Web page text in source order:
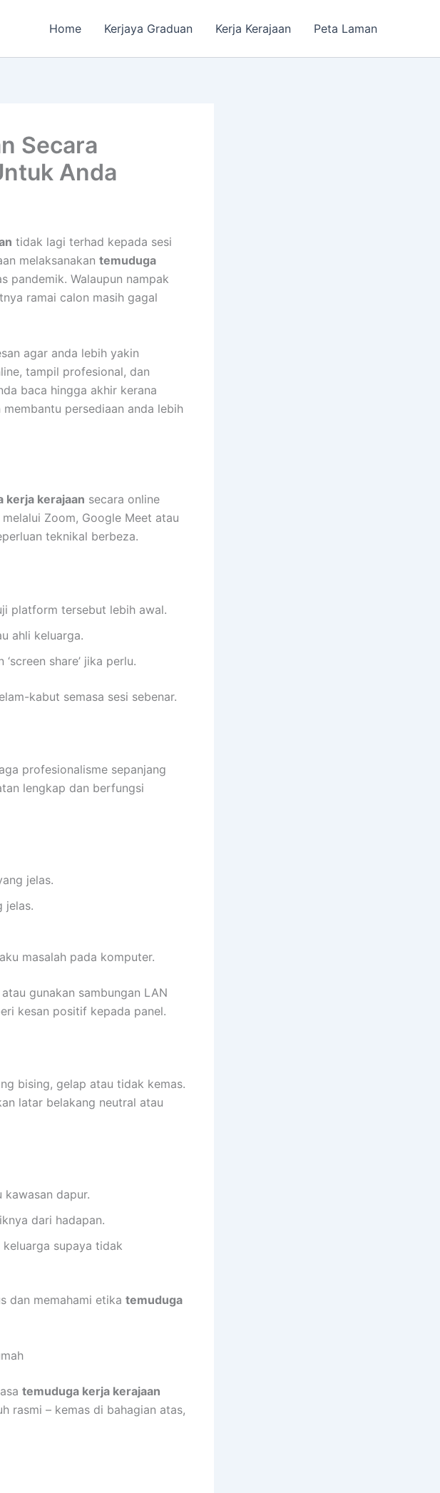
Home Kerjaya Graduan Kerja Kerajaan Peta Laman
Secara
Anda
tidak lagi terhad kepada sesi
melaksanakan temuduga
pandemik. Walaupun nampak
ramai calon masih gagal
agar anda lebih yakin
tampil profesional, dan
baca hingga akhir kerana
persediaan anda lebih
kerja kerajaan secara online
Zoom, Google Meet atau
teknikal berbeza.
platform tersebut lebih awal.
ahli keluarga.
‘screen share’ jika perlu.
kabut semasa sesi sebenar.
profesionalisme sepanjang
lengkap dan berfungsi
jelas.
jelas.
masalah pada komputer.
gunakan sambungan LAN
kesan positif kepada panel.
bising, gelap atau tidak kemas.
latar belakang neutral atau
dapur.
dari hadapan.
supaya tidak
dan memahami etika temuduga
temuduga kerja kerajaan
rasmi – kemas di bahagian atas,